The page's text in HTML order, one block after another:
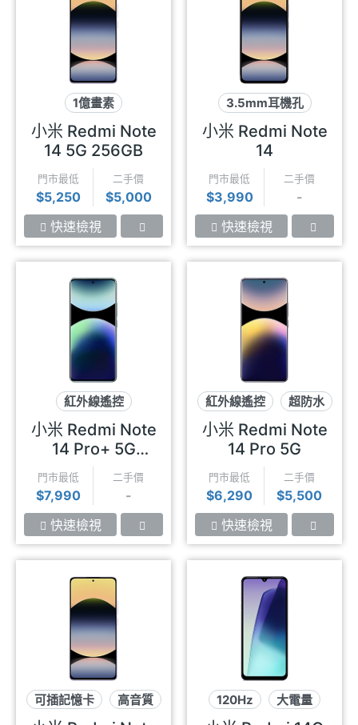
1億畫素
可插記憶卡
高音質
小米 Redmi Note
14 5G 256GB
門市最低
$5,250
二手價
$5,000
快速檢視
3.5mm耳機孔
可插記憶卡
1億畫素
小米 Redmi Note
14
門市最低
$3,990
二手價
-
快速檢視
紅外線遙控
超級快充
2億畫素
小米 Redmi Note
14 Pro+ 5G
256GB
門市最低
$7,990
二手價
-
快速檢視
紅外線遙控
超防水
2億畫素
小米 Redmi Note
14 Pro 5G
門市最低
$6,290
二手價
$5,500
快速檢視
可插記憶卡
高音質
1億畫素
120Hz
大電量
大螢幕